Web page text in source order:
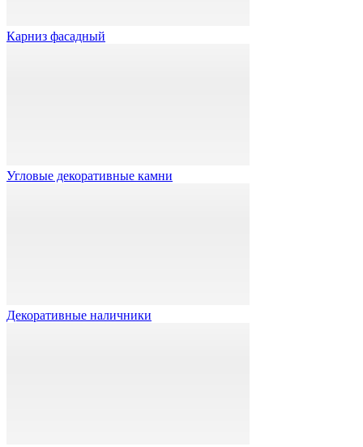
Карниз фасадный
Угловые декоративные камни
Декоративные наличники